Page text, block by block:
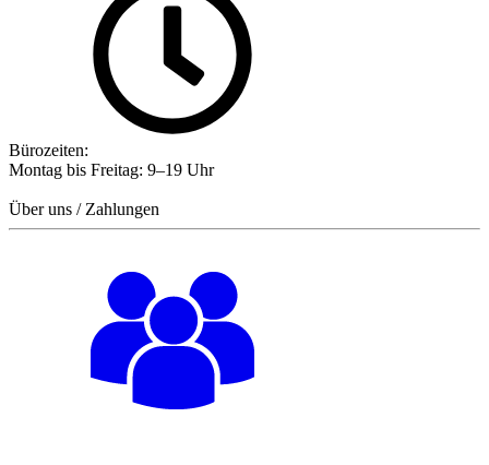
Bürozeiten:
Montag bis Freitag: 9–19 Uhr
Über uns / Zahlungen